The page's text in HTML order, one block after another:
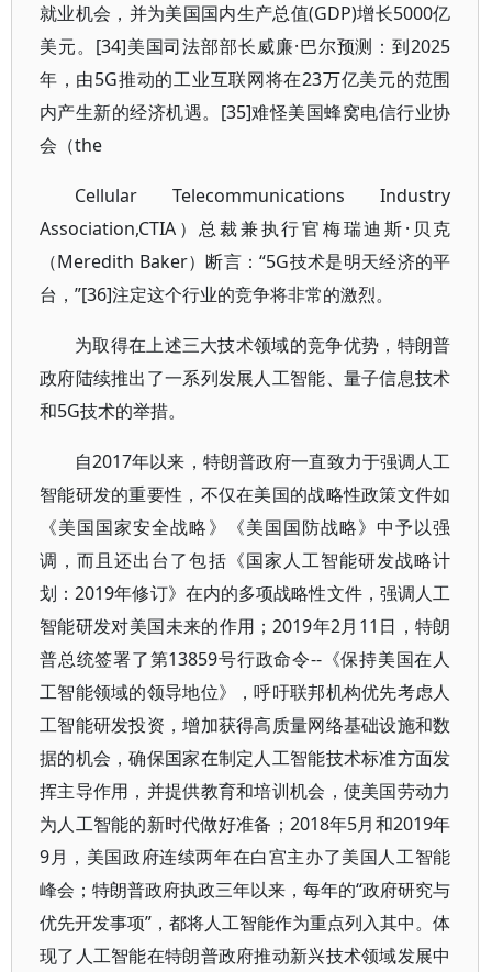
就业机会，并为美国国内生产总值(GDP)增长5000亿
美元。[34]美国司法部部长威廉·巴尔预测：到2025
年，由5G推动的工业互联网将在23万亿美元的范围
内产生新的经济机遇。[35]难怪美国蜂窝电信行业协
会（the
Cellular Telecommunications Industry
Association,CTIA）总裁兼执行官梅瑞迪斯·贝克
（Meredith Baker）断言：“5G技术是明天经济的平
台，”[36]注定这个行业的竞争将非常的激烈。
为取得在上述三大技术领域的竞争优势，特朗普
政府陆续推出了一系列发展人工智能、量子信息技术
和5G技术的举措。
自2017年以来，特朗普政府一直致力于强调人工
智能研发的重要性，不仅在美国的战略性政策文件如
《美国国家安全战略》《美国国防战略》中予以强
调，而且还出台了包括《国家人工智能研发战略计
划：2019年修订》在内的多项战略性文件，强调人工
智能研发对美国未来的作用；2019年2月11日，特朗
普总统签署了第13859号行政命令--《保持美国在人
工智能领域的领导地位》，呼吁联邦机构优先考虑人
工智能研发投资，增加获得高质量网络基础设施和数
据的机会，确保国家在制定人工智能技术标准方面发
挥主导作用，并提供教育和培训机会，使美国劳动力
为人工智能的新时代做好准备；2018年5月和2019年
9月，美国政府连续两年在白宫主办了美国人工智能
峰会；特朗普政府执政三年以来，每年的“政府研究与
优先开发事项”，都将人工智能作为重点列入其中。体
现了人工智能在特朗普政府推动新兴技术领域发展中